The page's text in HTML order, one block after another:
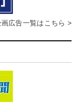
広告一覧はこちら >